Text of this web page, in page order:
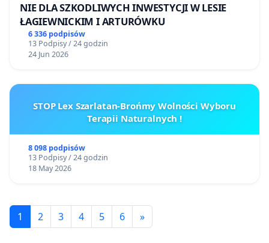
NIE DLA SZKODLIWYCH INWESTYCJI W LESIE
ŁAGIEWNICKIM I ARTURÓWKU
6 336 podpisów
13 Podpisy / 24 godzin
24 Jun 2026
STOP Lex Szarlatan-Brońmy Wolności Wyboru
Terapii Naturalnych !
8 098 podpisów
13 Podpisy / 24 godzin
18 May 2026
1 2 3 4 5 6 »